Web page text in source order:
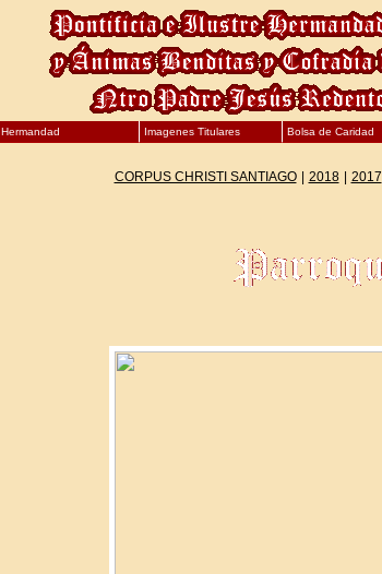
Hermandad Imagenes Titulares Bolsa de Caridad
CORPUS CHRISTI SANTIAGO 2018 2017